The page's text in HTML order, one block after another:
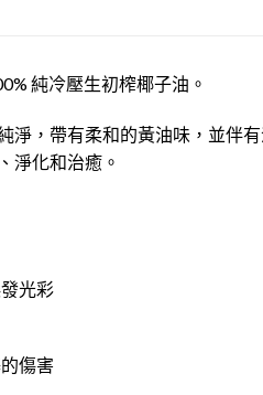
純冷壓生初榨椰子油。
淨，帶有柔和的黃油味，並伴
淨化和治癒。
光彩
傷害